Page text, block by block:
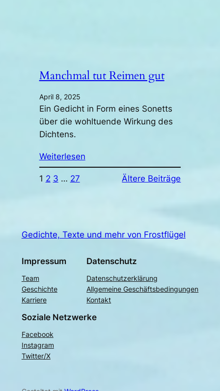
Manchmal tut Reimen gut
April 8, 2025
Ein Gedicht in Form eines Sonetts
über die wohltuende Wirkung des
Dichtens.
Weiterlesen
1 2 3 … 27 Ältere Beiträge
Gedichte, Texte und mehr von Frostflügel
Impressum
Team
Geschichte
Karriere
Datenschutz
Datenschutzerklärung
Allgemeine Geschäftsbedingungen
Kontakt
Soziale Netzwerke
Facebook
Instagram
Twitter/X